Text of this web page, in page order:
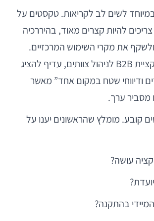
לשים לב לקריאות. טקסטים על
להיות קצרים מאוד, בהיררכיה
ולשקף את מקרי השימוש המרכזיים.
לדוגמה, באפליקציית B2B לניהול צוותים, עדיף להציג
ודיווחי שטח במקום אחד” מאשר
מסביר ערך.
קובע. מומלץ שהראשונים יענו על
עושה?
בהתקנה?